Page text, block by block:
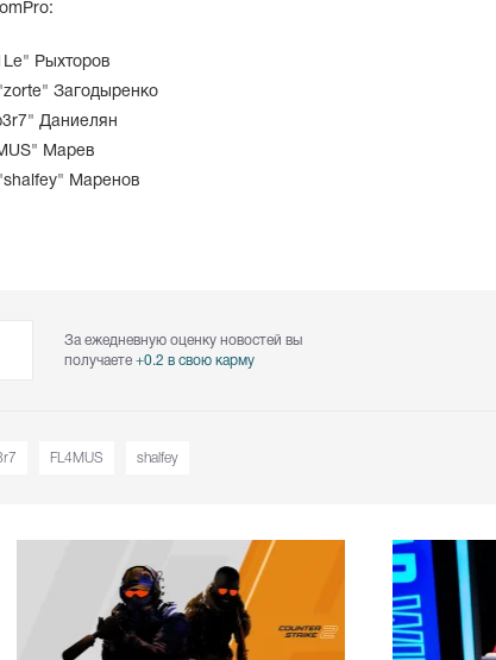
Рыхторов
Загодыренко
Даниелян
Марев
Маренов
За ежедневную оценку новостей вы
получаете +0.2 в свою карму
FL4MUS shalfey